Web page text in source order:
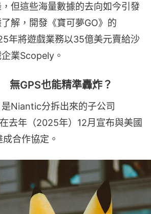
但這些海量數據的去向如今引發
解，開發《寶可夢GO》的
年將遊戲業務以35億美元賣給沙
業Scopely。
無GPS也能精準轟炸？
Niantic分拆出來的子公司
去年（2025年）12月宣布與美國
合作協定。